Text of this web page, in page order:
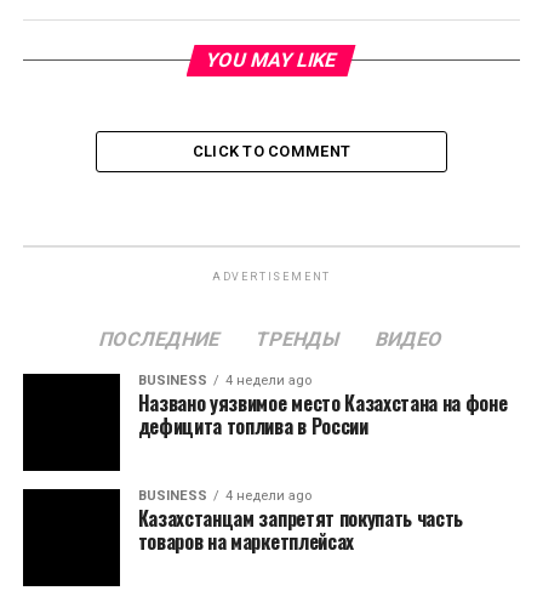
YOU MAY LIKE
CLICK TO COMMENT
ADVERTISEMENT
ПОСЛЕДНИЕ ТРЕНДЫ ВИДЕО
BUSINESS 4 недели ago
Названо уязвимое место Казахстана на фоне
дефицита топлива в России
BUSINESS 4 недели ago
Казахстанцам запретят покупать часть
товаров на маркетплейсах